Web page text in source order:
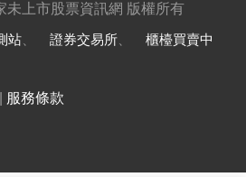
未上市股票資訊網 版權所有
站 證券交易所
櫃檯買賣中
服務條款